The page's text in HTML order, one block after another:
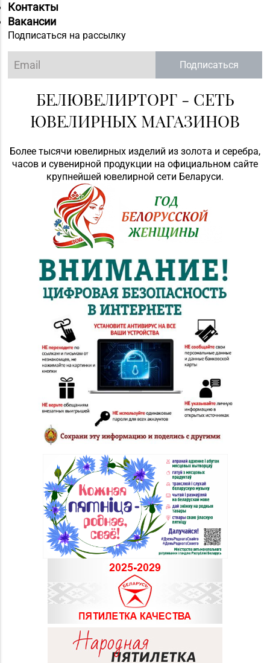
Контакты
Вакансии
Подписаться на рассылку
Подписаться
БЕЛЮВЕЛИРТОРГ - СЕТЬ
ЮВЕЛИРНЫХ МАГАЗИНОВ
Более тысячи ювелирных изделий из золота и серебра,
часов и сувенирной продукции на официальном сайте
крупнейшей ювелирной сети Беларуси.